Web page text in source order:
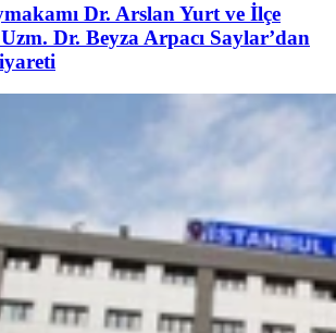
Dr. Arslan Yurt ve İlçe
Dr. Beyza Arpacı Saylar’dan